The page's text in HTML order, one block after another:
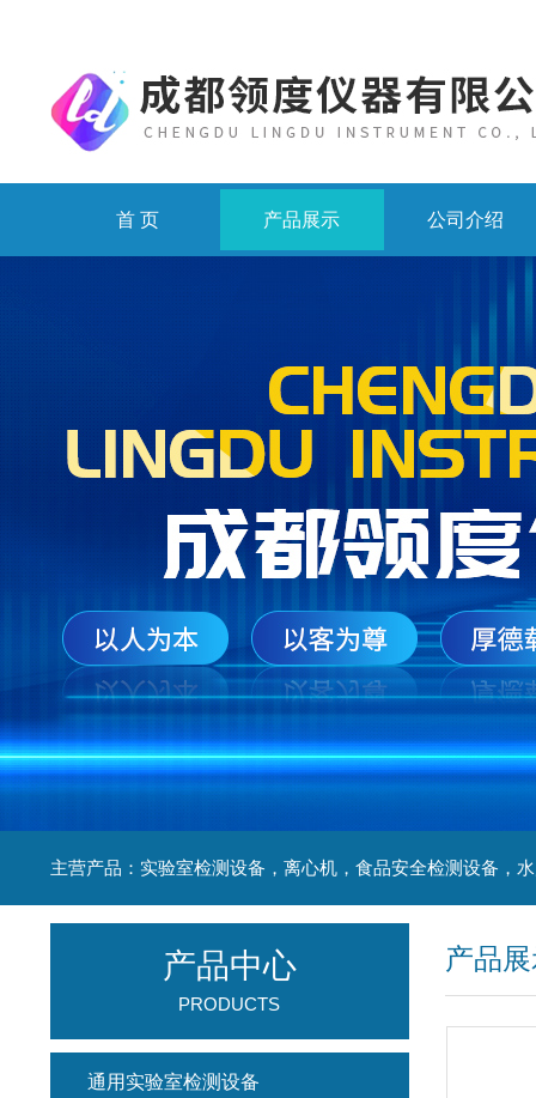
首 页 产品展示 公司介绍
产品
产品中心
PRODUCTS
通用实验室检测设备